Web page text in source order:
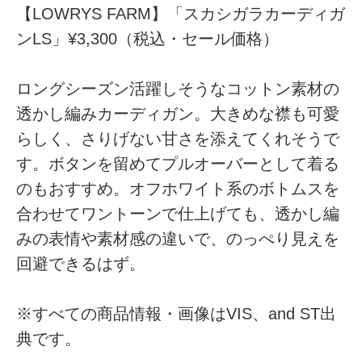
【LOWRYS FARM】「スカシガラカーディガ
ンLS」¥3,300（税込・セール価格）
ロングシーズン活躍しそうなコットン素材の
透かし編みカーディガン。大きめな襟も可愛
らしく、さりげない甘さを添えてくれそうで
す。ボタンを留めてプルオーバーとして着る
のもおすすめ。オフホワイト系のボトムスを
合わせてワントーンで仕上げても、透かし編
みの表情や素材感の違いで、のっぺり見えを
回避できるはず。
※すべての商品情報・画像はVIS、and ST出
典です。